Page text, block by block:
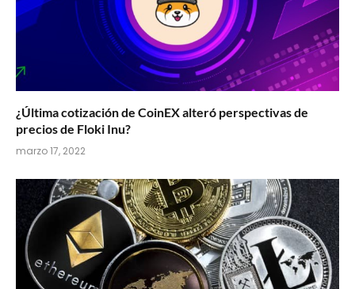
¿Última cotización de CoinEX alteró perspectivas de
precios de Floki Inu?
marzo 17, 2022